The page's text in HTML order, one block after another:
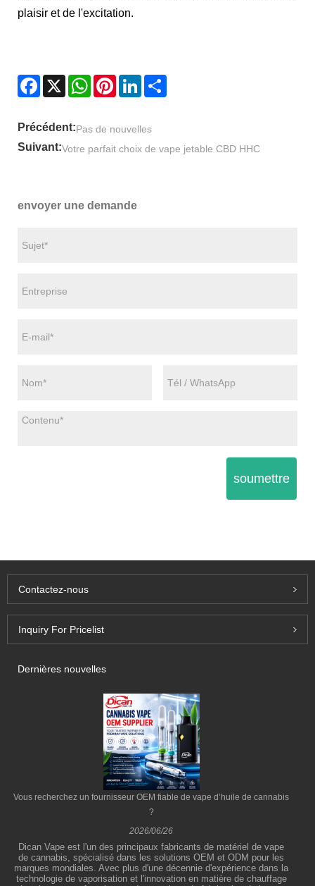
plaisir et de l'excitation.
Facebook
X WhatsAppPinterestLinkedIn
Précédent:Pas de nouvelles
Suivant:Votre parfait choix de vape jetable CBD HHC
envoyer une demande
soumettre
Contactez-nous
Inquiry For Pricelist
Dernières nouvelles
Vous recherchez un fournisseur OEM fiable de vape d’huile de cannabis
?
2026/06/26
Dican Vape est l'un des principaux fabricants de matériel de vape
de cannabis, spécialisé dans les solutions OEM et ODM pour les
marques mondiales. Avec plus d'une décennie d'expérience dans la
technologie de vaporisation et l'innovation en matière de chauffage